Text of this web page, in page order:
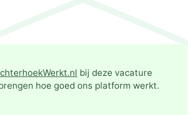
bij deze vacature
hoe goed ons platform werkt.